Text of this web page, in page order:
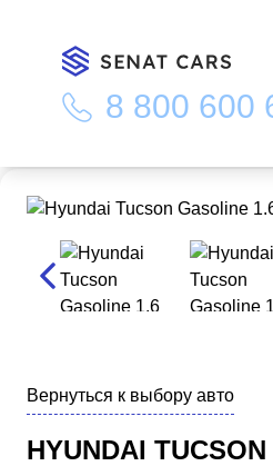
8 800 600
Главная Каталог/Hyundai Tucson
2WD
Вернуться к выбору авто
HYUNDAI